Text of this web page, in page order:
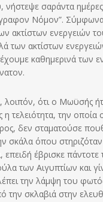
σαράντα
Νόμον”. Σύμφωνα
ακτίστων ενεργειών
των ακτίστων
καθημερινά των
λοιπόν, ότι ο Μωϋσής
η τελειότητα, την
δεν σταματούσε
σκάλα όπου
επειδή έβρισκε
των Αιγυπτίων και
την λάμψη του
την σκλαβιά στην